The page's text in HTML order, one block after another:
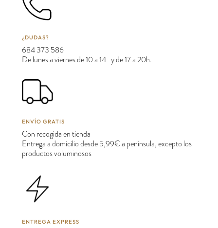
¿DUDAS?
684 373 586
De lunes a viernes de 10 a 14 y de 17 a 20h.
ENVÍO GRATIS
Con recogida en tienda
Entrega a domicilio desde 5,99€ a península, excepto los
productos voluminosos
ENTREGA EXPRESS